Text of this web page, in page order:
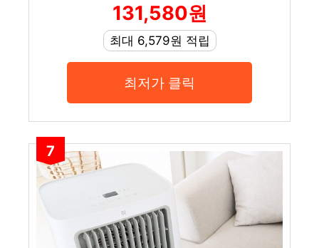
131,580원
최대 6,579원 적립
최저가 클릭
7